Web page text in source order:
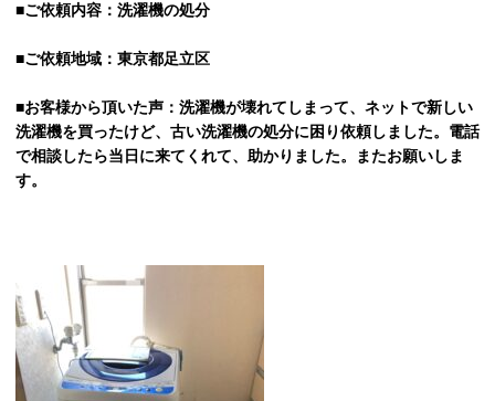
■ご依頼内容：洗濯機の処分
■ご依頼地域：東京都足立区
■お客様から頂いた声：洗濯機が壊れてしまって、ネットで新しい
洗濯機を買ったけど、古い洗濯機の処分に困り依頼しました。電話
で相談したら当日に来てくれて、助かりました。またお願いしま
す。